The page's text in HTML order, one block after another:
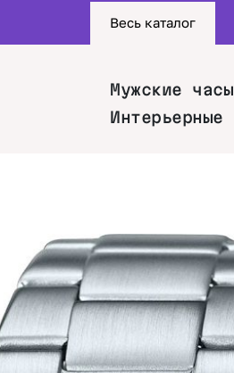
Весь каталог
Мужские часы
Интерьерные